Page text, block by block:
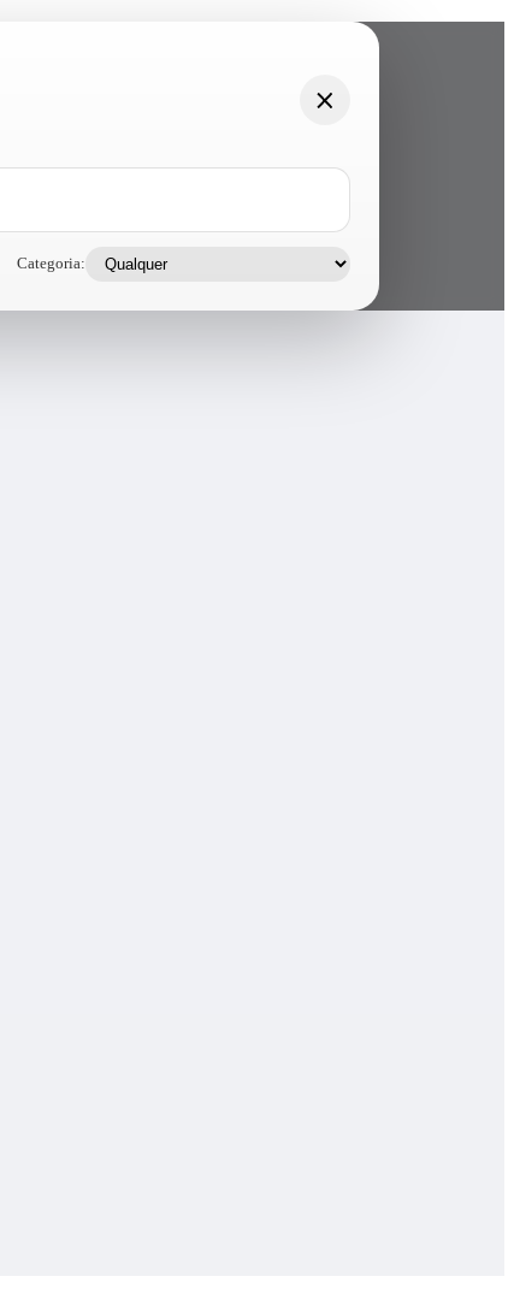
Categoria: